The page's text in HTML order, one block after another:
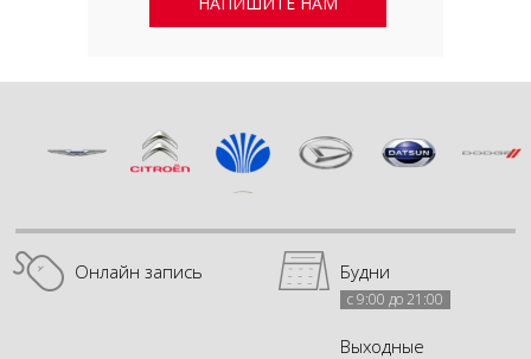
Онлайн запись Будни
с 9:00 до 21:00
Выходные